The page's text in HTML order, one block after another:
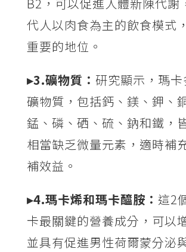
代人以肉食為主的飲食模式
重要的地位。
▸3.礦物質： 研究顯示，瑪
礦物質，包括鈣、鎂、鉀、
錳、磷、硒、硫、鈉和鐵，
相當缺乏微量元素，適時補
補效益。
▸4.瑪卡烯和瑪卡醯胺： 這2
卡最關鍵的營養成分，可以
並具有促進男性荷爾蒙分泌